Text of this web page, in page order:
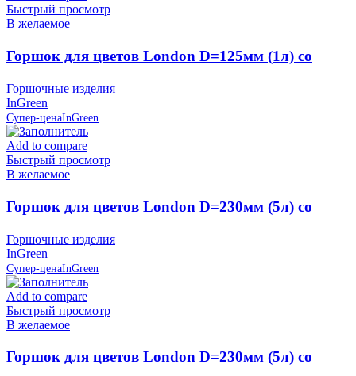
Быстрый просмотр
В желаемое
Горшок для цветов London D=125мм (1л) со
Горшочные изделия
InGreen
Супер-ценаInGreen
Add to compare
Быстрый просмотр
В желаемое
Горшок для цветов London D=230мм (5л) со
Горшочные изделия
InGreen
Супер-ценаInGreen
Add to compare
Быстрый просмотр
В желаемое
Горшок для цветов London D=230мм (5л) со